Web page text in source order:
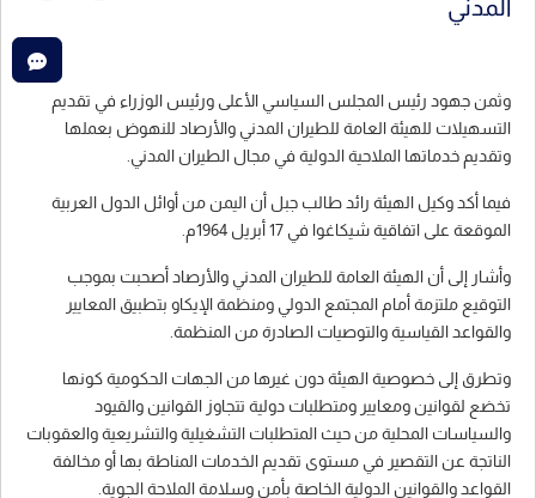
المدني
وثمن جهود رئيس المجلس السياسي الأعلى ورئيس الوزراء في تقديم
التسهيلات للهيئة العامة للطيران المدني والأرصاد للنهوض بعملها
وتقديم خدماتها الملاحية الدولية في مجال الطيران المدني.
فيما أكد وكيل الهيئة رائد طالب جبل أن اليمن من أوائل الدول العربية
الموقعة على اتفاقية شيكاغوا في 17 أبريل 1964م.
وأشار إلى أن الهيئة العامة للطيران المدني والأرصاد أصحبت بموجب
التوقيع ملتزمة أمام المجتمع الدولي ومنظمة الإيكاو بتطبيق المعايير
والقواعد القياسية والتوصيات الصادرة من المنظمة.
وتطرق إلى خصوصية الهيئة دون غيرها من الجهات الحكومية كونها
تخضع لقوانين ومعايير ومتطلبات دولية تتجاوز القوانين والقيود
والسياسات المحلية من حيث المتطلبات التشغيلية والتشريعية والعقوبات
الناتجة عن التقصير في مستوى تقديم الخدمات المناطة بها أو مخالفة
القواعد والقوانين الدولية الخاصة بأمن وسلامة الملاحة الجوية.